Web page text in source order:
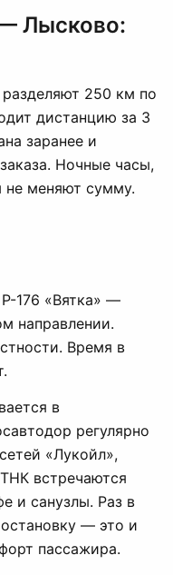
Лысково:
250 км по
дистанцию за 3
заранее и
Ночные часы,
меняют сумму.
176 «Вятка» —
направлении.
Время в
в
регулярно
«Лукойл»,
встречаются
и санузлы. Раз в
— это и
пассажира.